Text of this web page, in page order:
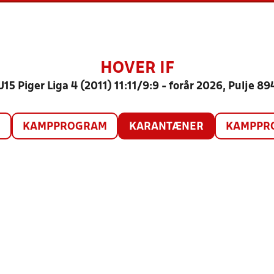
HOVER IF
Piger Liga 4 (2011) 11:11/9:9 - forår 2026, Pulje
KAMPPROGRAM KARANTÆNER